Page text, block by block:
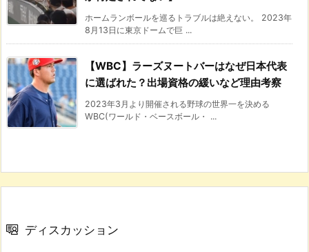
ホームランボールを巡るトラブルは絶えない。 2023年
8月13日に東京ドームで巨 ...
【WBC】ラーズヌートバーはなぜ日本代表
に選ばれた？出場資格の緩いなど理由考察
2023年3月より開催される野球の世界一を決める
WBC(ワールド・ベースボール・ ...
ディスカッション